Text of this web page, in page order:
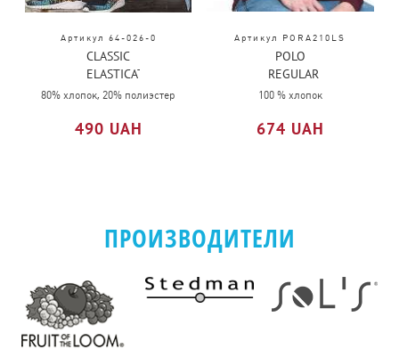
Артикул 64-026-0
CLASSIC
ELASTICATED
CUFF
PANTS
80% хлопок, 20% полиэстер
490 UAH
Артикул PORA210LS
POLO
REGULAR
MAN LS
100 % хлопок
674 UAH
ПРОИЗВОДИТЕЛИ